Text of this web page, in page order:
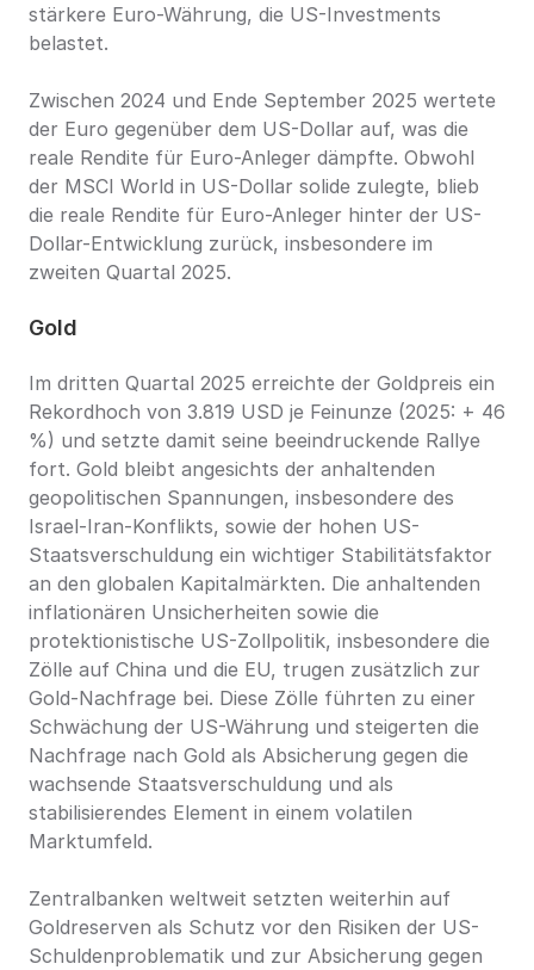
stärkere Euro-Währung, die US-Investments
belastet.
Zwischen 2024 und Ende September 2025 wertete
der Euro gegenüber dem US-Dollar auf, was die
reale Rendite für Euro-Anleger dämpfte. Obwohl
der MSCI World in US-Dollar solide zulegte, blieb
die reale Rendite für Euro-Anleger hinter der US-
Dollar-Entwicklung zurück, insbesondere im
zweiten Quartal 2025.
Gold
Im dritten Quartal 2025 erreichte der Goldpreis ein
Rekordhoch von 3.819 USD je Feinunze (2025: + 46
%) und setzte damit seine beeindruckende Rallye
fort. Gold bleibt angesichts der anhaltenden
geopolitischen Spannungen, insbesondere des
Israel-Iran-Konflikts, sowie der hohen US-
Staatsverschuldung ein wichtiger Stabilitätsfaktor
an den globalen Kapitalmärkten. Die anhaltenden
inflationären Unsicherheiten sowie die
protektionistische US-Zollpolitik, insbesondere die
Zölle auf China und die EU, trugen zusätzlich zur
Gold-Nachfrage bei. Diese Zölle führten zu einer
Schwächung der US-Währung und steigerten die
Nachfrage nach Gold als Absicherung gegen die
wachsende Staatsverschuldung und als
stabilisierendes Element in einem volatilen
Marktumfeld.
Zentralbanken weltweit setzten weiterhin auf
Goldreserven als Schutz vor den Risiken der US-
Schuldenproblematik und zur Absicherung gegen